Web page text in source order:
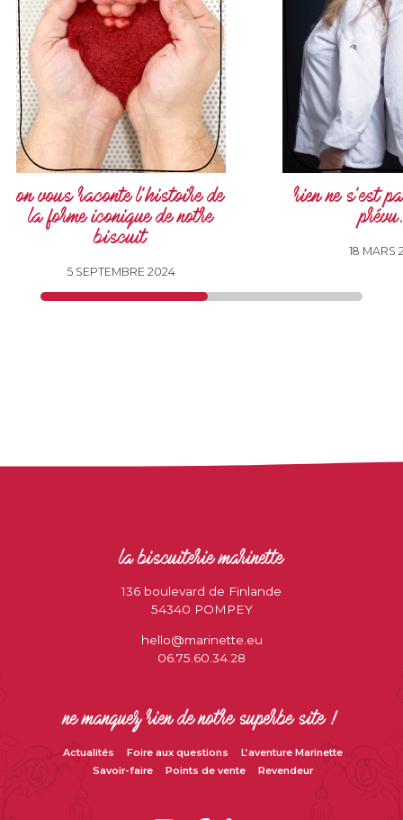
on vous raconte l’histoire de
la forme iconique de notre
biscuit
5 SEPTEMBRE 2024
rien ne s’est
18 MARS
la biscuiterie marinette
136 boulevard de Finlande
54340 POMPEY
hello@marinette.eu
06.75.60.34.28
ne manquez rien de notre superbe site !
Actualités Foire aux questions
L’aventure Marinette
Savoir-faire
Points de vente Revendeur